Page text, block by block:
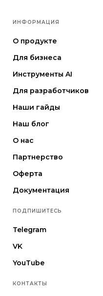
ИНФОРМАЦИЯ
О продукте
Для бизнеса
Инструменты AI
Для разработчиков
Наши гайды
Наш блог
О нас
Партнерство
Оферта
Документация
ПОДПИШИТЕСЬ
Telegram
VK
YouTube
КОНТАКТЫ